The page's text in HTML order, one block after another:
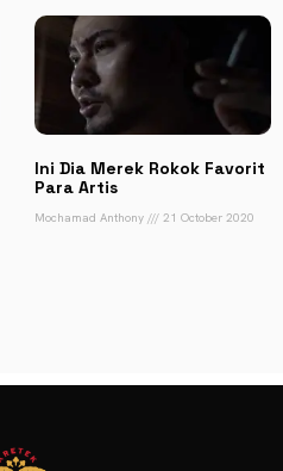
Ini Dia Merek Rokok Favorit
Para Artis
Mochamad Anthony 21 October 2020